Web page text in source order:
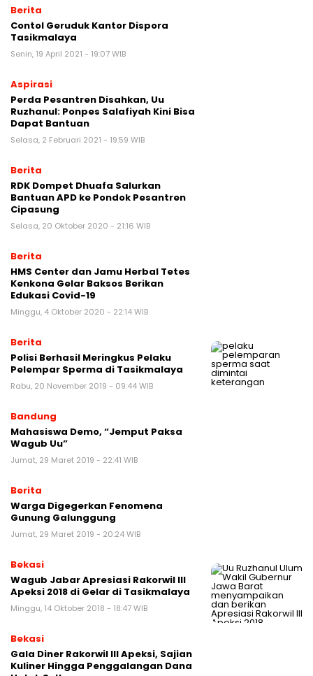
Berita
Contol Geruduk Kantor Dispora
Tasikmalaya
Senin, 19 April 2021 - 19:07 WIB
Aspirasi
Perda Pesantren Disahkan, Uu
Ruzhanul: Ponpes Salafiyah Kini Bisa
Dapat Bantuan
Selasa, 2 Februari 2021 - 19:59 WIB
Berita
RDK Dompet Dhuafa Salurkan
Bantuan APD ke Pondok Pesantren
Cipasung
Selasa, 20 Oktober 2020 - 21:16 WIB
Berita
HMS Center dan Jamu Herbal Tetes
Kenkona Gelar Baksos Berikan
Edukasi Covid-19
Minggu, 4 Oktober 2020 - 22:14 WIB
Berita
Polisi Berhasil Meringkus Pelaku
Pelempar Sperma di Tasikmalaya
Rabu, 20 November 2019 - 09:44 WIB
Bandung
Mahasiswa Demo, “Jemput Paksa
Wagub Uu”
Jumat, 29 Maret 2019 - 22:41 WIB
Berita
Warga Digegerkan Fenomena
Gunung Galunggung
Jumat, 29 Maret 2019 - 20:24 WIB
Bekasi
Wagub Jabar Apresiasi Rakorwil III
Apeksi 2018 di Gelar di Tasikmalaya
Minggu, 14 Oktober 2018 - 18:47 WIB
Bekasi
Gala Diner Rakorwil III Apeksi, Sajian
Kuliner Hingga Penggalangan Dana